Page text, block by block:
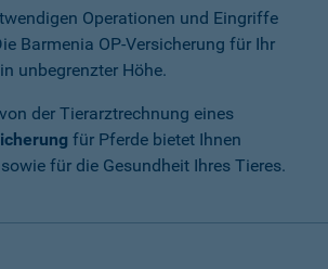
Operationen und Eingriffe
Barmenia OP-Versicherung für Ihr
in unbegrenzter Höhe.
der Tierarztrechnung eines
für Pferde bietet Ihnen
für die Gesundheit Ihres Tieres.